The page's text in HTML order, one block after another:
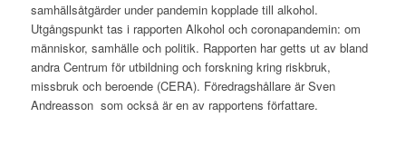
samhällsåtgärder under pandemin kopplade till alkohol.
Utgångspunkt tas i rapporten Alkohol och coronapandemin: om
människor, samhälle och politik. Rapporten har getts ut av bland
andra Centrum för utbildning och forskning kring riskbruk,
missbruk och beroende (CERA). Föredragshållare är Sven
Andreasson som också är en av rapportens författare.